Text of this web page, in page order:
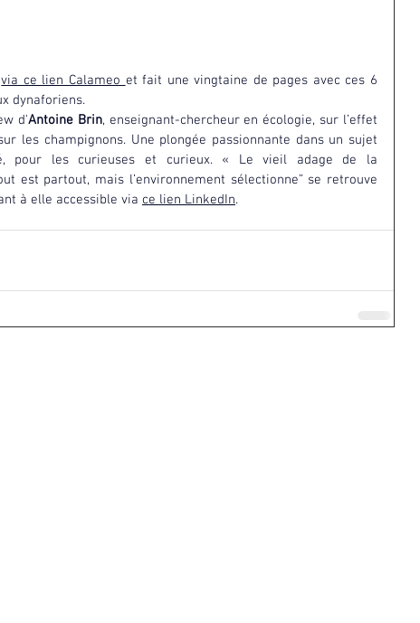
via ce lien Calameo et fait une vingtaine de pages avec ces 6
dynaforiens.
d'Antoine Brin, enseignant-chercheur en écologie, sur l’effet
les champignons. Une plongée passionnante dans un sujet
pour les curieuses et curieux. « Le vieil adage de la
est partout, mais l’environnement sélectionne” se retrouve
à elle accessible via ce lien LinkedIn.